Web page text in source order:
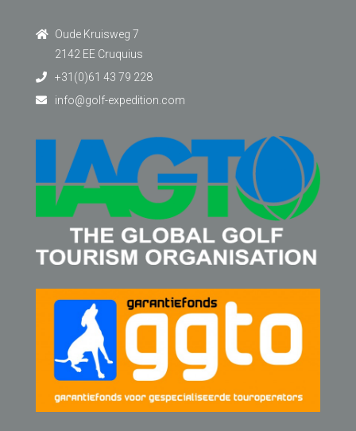
Oude Kruisweg 7
2142 EE Cruquius
+31(0)61 43 79 228
info@golf-expedition.com